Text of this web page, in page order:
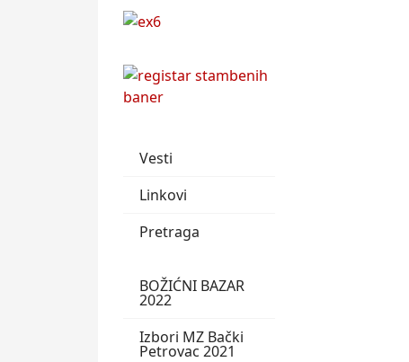
Vesti
Linkovi
Pretraga
BOŽIĆNI BAZAR
2022
Izbori MZ Bački
Petrovac 2021